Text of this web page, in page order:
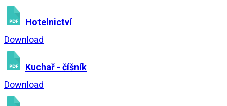
Hotelnictví
Download
Kuchař - číšník
Download